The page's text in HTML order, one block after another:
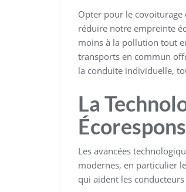
Opter pour le
réduire notre empreinte
moins à la pollution tout
transports en commun
la conduite individuelle,
La
Les avancées
modernes, en particulier
qui aident les